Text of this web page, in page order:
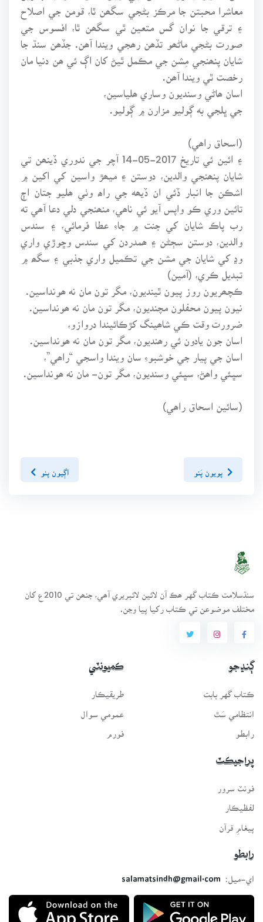
معاشرا محبتن جا مرڪز بڻجي سگھن ٿا، قومن جي اصلاح
۽ ترقي جا نوان گس متعين ٿي سگھن ٿا، افسوس جي
صورت بڻجي ماڻھو تڏھن رھجي ويندا آھن. جڏھن سنڌ جا
شايان پنھنجي مِشن جي مڪمل ٿيڻ کان اڳ ئي ھن دنيا مان
رخصت ٿي ويندا آھن.
اسان ھاڻي وسنديون وساري ھلياسين،
جي ڀلجي به ڳوليو مزارن ۾ ڳوليو.
(اسحاق راھي)
۽ ائين ئي تاريخ 2017-05-14 آچر جي ندوري ڏينھن تي
شايان پنھنجي والدين، دوستن ۽ ميھڙ واسين کي اکين ۾
اشڪن جا انبار ڏئي ان ڏيھه جي راھ وٺي ھليو جتان اڄ
تائين وري ڪو واپس آيو ئي ناھي، منھنجي دلي دعا آھي ته
رب پاڪ شايان کي جنت ۾ جاءِ عطا فرمائي، ۽ سندس
والدين، دوستن سڄڻن ۽ ھمدردن کي سندس وڇوڙي واري
وڍ کي شايان جي مشن جي تڪميل واري جذبي ۽ سگھ ۾
تبديل ڪري، (آمين)
ڪچھريون روز پيون ٿينديون، مگر تون مان نه ھونداسين.
نيون پيون محفلون مچنديون، مگر تون مان نه ھونداسين.
ضرورت وقت ڪي شاھينگ کڙڪائيندا دروازو،
اسان جون يادون ئي رھنديون، مگر تون مان نه ھونداسين.
اسان جي پيار جي خوشبوءِ سان ويندا واسجي “راھي”،
سڀئي واھڻ، سڀئي وسنديون، مگر تون- مان نه ھونداسين.
(سائين اسحاق راھي)
پويون پَنو اڳيون پنو
سنڌسلامت ڪتاب گهر ھڪ آن لائين لائبريري آھي، جنھن تي 2010ع کان
مختلف موضوعن تي ڪتاب رکيا پيا وڃن.
ڳنڍجو
ڪتاب گهر بابت
انتظامي سَٿ
رابطو
ڪميونٽي
طريقيڪار
عمومي سوال
فورم
پراجيڪٽ
لفظيڪار
پيغامِ قرآن
رابطو
اي-ميل:
salamatsindh@gmail.com